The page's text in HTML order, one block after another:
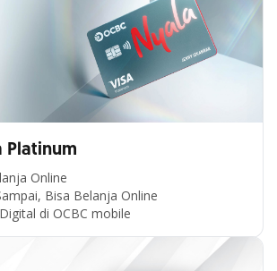
Platinum
Online
Bisa Belanja Online
di OCBC mobile